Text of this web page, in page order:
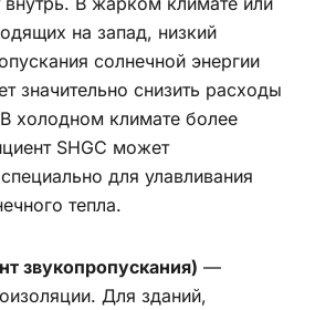
на запад, низкий
солнечной энергии
значительно снизить расходы
холодном климате более
SHGC может
для улавливания
тепла.
звукопропускания) —
Для зданий,